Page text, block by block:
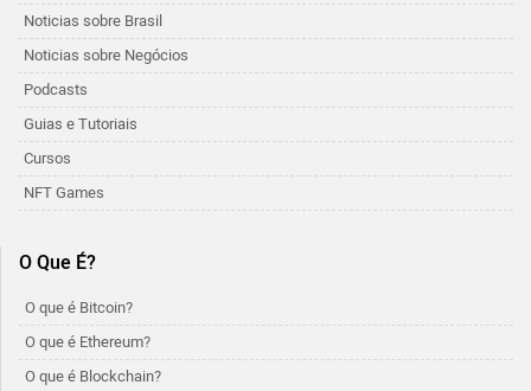
Noticias sobre Brasil
Noticias sobre Negócios
Podcasts
Guias e Tutoriais
Cursos
NFT Games
O Que É?
O que é Bitcoin?
O que é Ethereum?
O que é Blockchain?